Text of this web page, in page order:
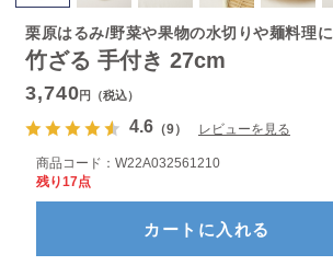
竹ざる 手付き 27cm
栗原はるみ/野菜や果物の水切りや麺料理に
3,740円（税込）
4.6（9） レビューを見る
商品コード：W22A032561210
残り17点
カートに入れる